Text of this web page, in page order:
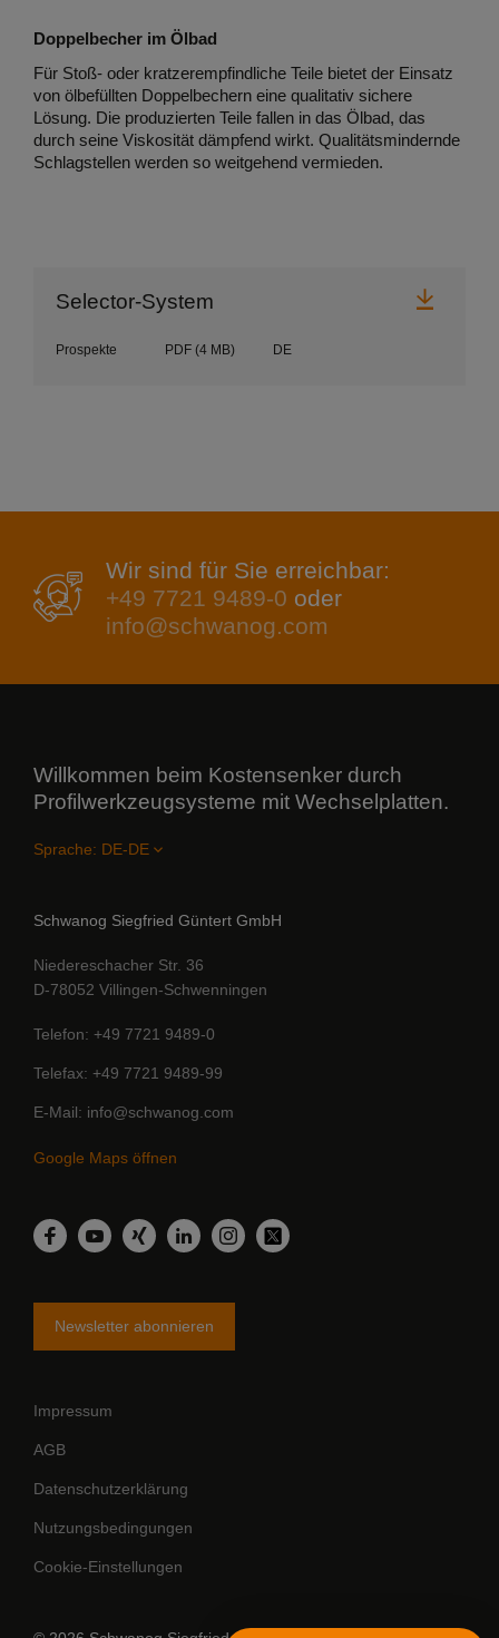
Doppelbecher im Ölbad
Für Stoß- oder kratzerempfindliche Teile bietet der Einsatz
von ölbefüllten Doppelbechern eine qualitativ sichere
Lösung. Die produzierten Teile fallen in das Ölbad, das
durch seine Viskosität dämpfend wirkt. Qualitätsmindernde
Schlagstellen werden so weitgehend vermieden.
Selector-System
Prospekte PDF (4 MB) DE
Wir sind für Sie erreichbar:
+49 7721 9489-0 oder
info@schwanog.com
Willkommen beim Kostensenker durch
Profilwerkzeugsysteme mit Wechselplatten.
Sprache:
Schwanog Siegfried Güntert GmbH
Niedereschacher Str. 36
D-78052 Villingen-Schwenningen
Telefon +49 7721 9489-0
Telefax +49 7721 9489-99
E-Mail info@schwanog.com
Google Maps öffnen
Facebook
YouTubeXing LinkedInInstagram
Twitter
Newsletter abonnieren
Impressum
AGB
Datenschutzerklärung
Nutzungsbedingungen
Cookie-Einstellungen